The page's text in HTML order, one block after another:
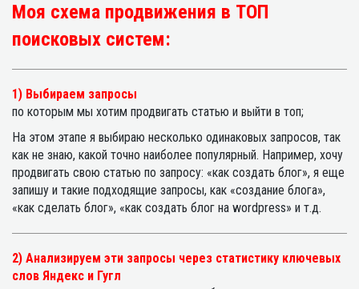
Моя схема продвижения в ТОП
поисковых систем:
1) Выбираем запросы
по которым мы хотим продвигать статью и выйти в топ;
На этом этапе я выбираю несколько одинаковых запросов, так
как не знаю, какой точно наиболее популярный. Например, хочу
продвигать свою статью по запросу: «как создать блог», я еще
запишу и такие подходящие запросы, как «создание блога»,
«как сделать блог», «как создать блог на wordpress» и т.д.
2) Анализируем эти запросы через статистику ключевых
слов Яндекс и Гугл